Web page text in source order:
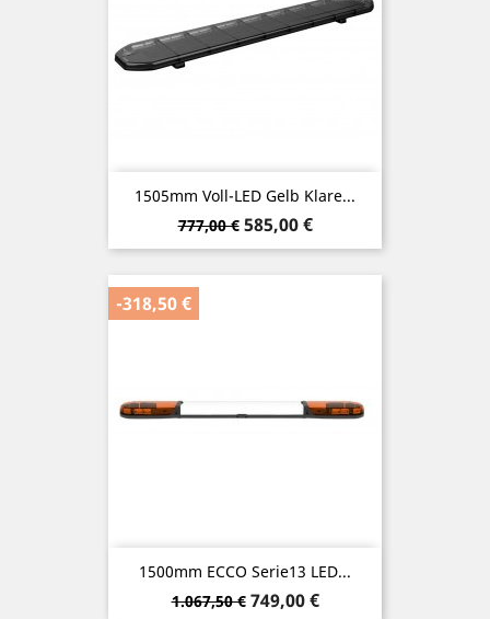
1505mm Voll-LED Gelb Klare...
Verkaufspreis
777,00 € Preis
585,00 €
1500mm ECCO Serie13 LED...
Verkaufspreis
1.067,50 € Preis
749,00 €
-318,50 €